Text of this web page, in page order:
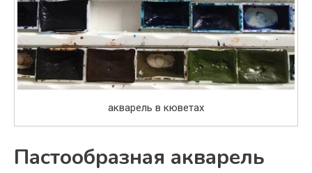
акварель в кюветах
Пастообразная акварель